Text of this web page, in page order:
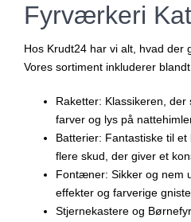
Fyrværkeri
Hos Krudt24 har vi alt, hvad der
Vores sortiment inkluderer
Raketter: Klassikeren,
farver og lys på
Batterier: Fantastiske til
flere skud, der giver et
Fontæner: Sikker og nem
effekter og farverige
Stjernekastere og